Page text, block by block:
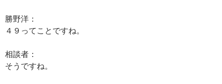
勝野洋：
４９ってことですね。
相談者：
そうですね。